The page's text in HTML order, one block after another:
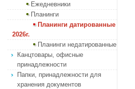
Ежедневники
Планинги
Планинги датированные
2026г.
Планинги недатированные
Канцтовары, офисные
принадлежности
Папки, принадлежности для
хранения документов